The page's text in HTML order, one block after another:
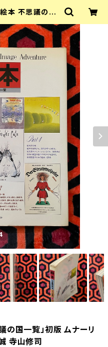
本 不思議の国
司 | 古書 まず
の国一覧」初版 ムナーリ
寺山修司